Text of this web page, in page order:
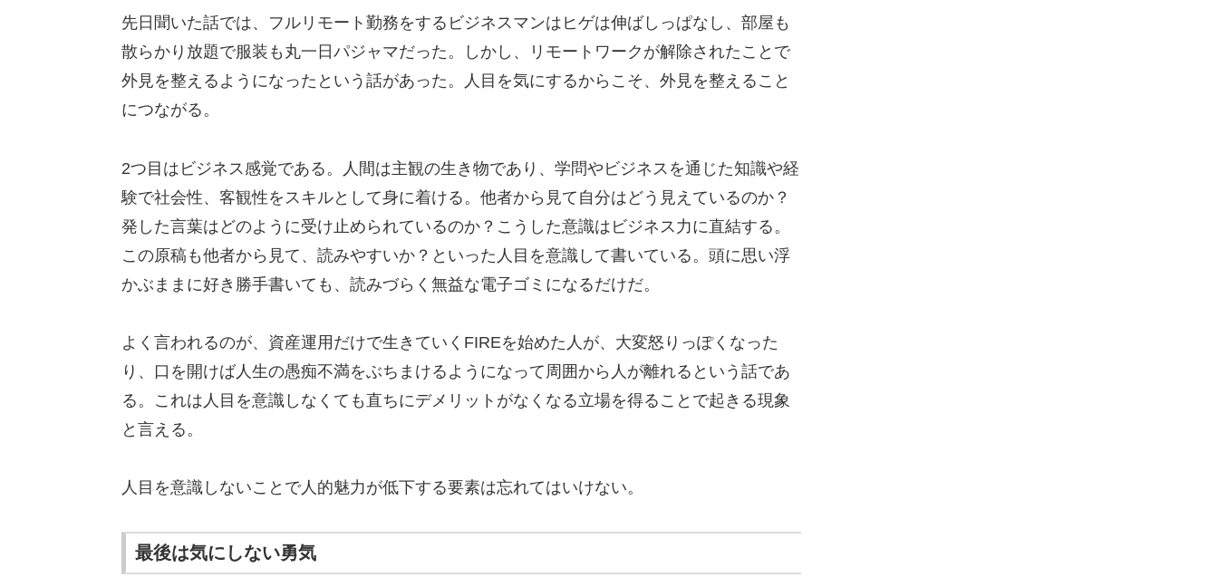
先日聞いた話では、フルリモート勤務をするビジネスマンはヒゲは伸ばしっぱなし、部屋も
散らかり放題で服装も丸一日パジャマだった。しかし、リモートワークが解除されたことで
外見を整えるようになったという話があった。人目を気にするからこそ、外見を整えること
につながる。
2つ目はビジネス感覚である。人間は主観の生き物であり、学問やビジネスを通じた知識や経
験で社会性、客観性をスキルとして身に着ける。他者から見て自分はどう見えているのか？
発した言葉はどのように受け止められているのか？こうした意識はビジネス力に直結する。
この原稿も他者から見て、読みやすいか？といった人目を意識して書いている。頭に思い浮
かぶままに好き勝手書いても、読みづらく無益な電子ゴミになるだけだ。
よく言われるのが、資産運用だけで生きていくFIREを始めた人が、大変怒りっぽくなった
り、口を開けば人生の愚痴不満をぶちまけるようになって周囲から人が離れるという話であ
る。これは人目を意識しなくても直ちにデメリットがなくなる立場を得ることで起きる現象
と言える。
人目を意識しないことで人的魅力が低下する要素は忘れてはいけない。
最後は気にしない勇気